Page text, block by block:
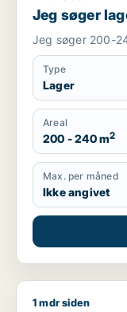
Jeg søger
Jeg søger 200-
Type
Lager
Areal
200 - 240 m2
Max. per måned
Ikke angivet
Zeki søger
1 mdr siden